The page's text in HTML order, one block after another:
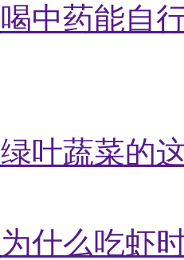
喝中药能自
绿叶蔬菜的
为什么吃虾